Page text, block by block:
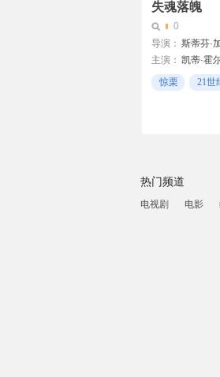
失魂落魄
0
导演： 斯蒂芬·
主演： 凯蒂·霍
本杰明·布拉特
惊栗
21世
热门频道
电视剧 电影